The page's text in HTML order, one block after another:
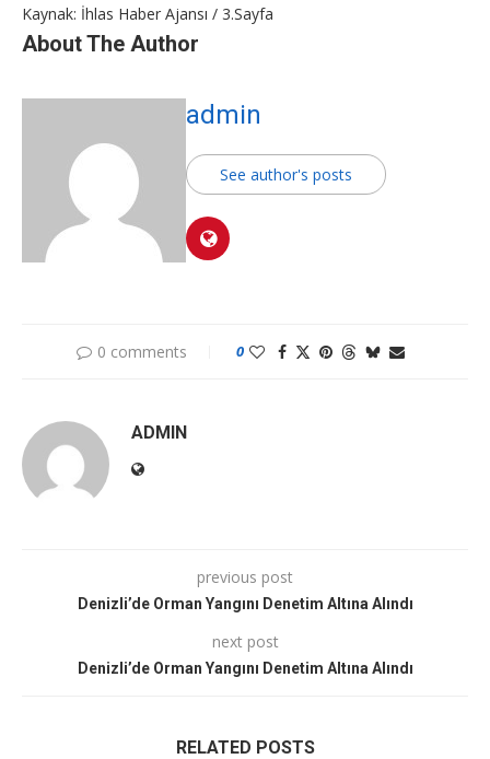
Kaynak: İhlas Haber Ajansı / 3.Sayfa
About The Author
admin
See author's posts
0 comments 0
ADMIN
previous post
Denizli’de Orman Yangını Denetim Altına Alındı
next post
Denizli’de Orman Yangını Denetim Altına Alındı
RELATED POSTS